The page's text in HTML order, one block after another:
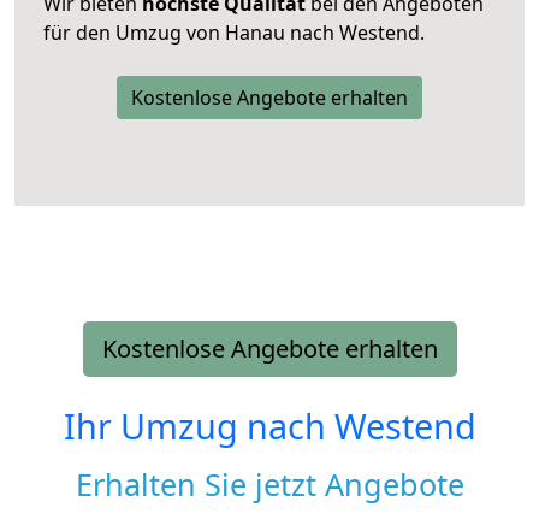
für den Umzug von Hanau nach Westend.
Kostenlose Angebote erhalten
Kostenlose Angebote erhalten
Ihr Umzug nach Westend
Erhalten Sie jetzt Angebote